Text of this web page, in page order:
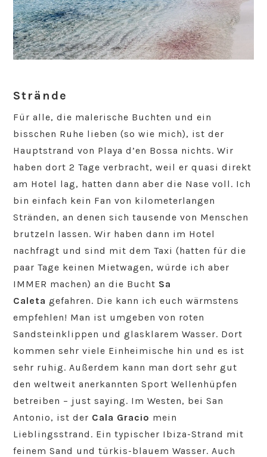
Strände
Für alle, die malerische Buchten und ein
bisschen Ruhe lieben (so wie mich), ist der
Hauptstrand von Playa d’en Bossa nichts. Wir
haben dort 2 Tage verbracht, weil er quasi direkt
am Hotel lag, hatten dann aber die Nase voll. Ich
bin einfach kein Fan von kilometerlangen
Stränden, an denen sich tausende von Menschen
brutzeln lassen. Wir haben dann im Hotel
nachfragt und sind mit dem Taxi (hatten für die
paar Tage keinen Mietwagen, würde ich aber
IMMER machen) an die Bucht Sa
Caletagefahren. Die kann ich euch wärmstens
empfehlen! Man ist umgeben von roten
Sandsteinklippen und glasklarem Wasser. Dort
kommen sehr viele Einheimische hin und es ist
sehr ruhig. Außerdem kann man dort sehr gut
den weltweit anerkannten Sport Wellenhüpfen
betreiben – just saying. Im Westen, bei San
Antonio, ist der Cala Gracio mein
Lieblingsstrand. Ein typischer Ibiza-Strand mit
feinem Sand und türkis-blauem Wasser. Auch